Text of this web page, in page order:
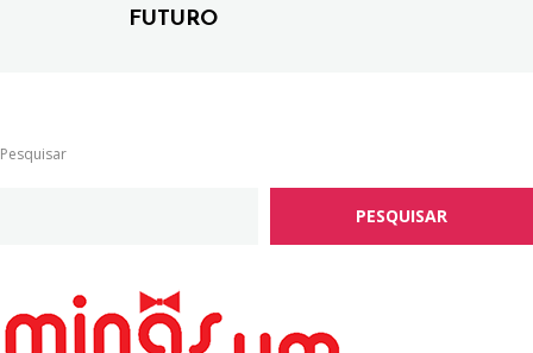
FUTURO
Pesquisar
PESQUISAR